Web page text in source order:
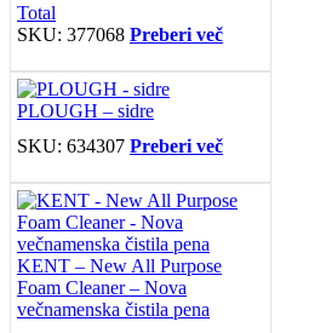
Total
SKU: 377068 Preberi več
PLOUGH – sidre
SKU: 634307 Preberi več
KENT – New All Purpose
Foam Cleaner – Nova
večnamenska čistila pena